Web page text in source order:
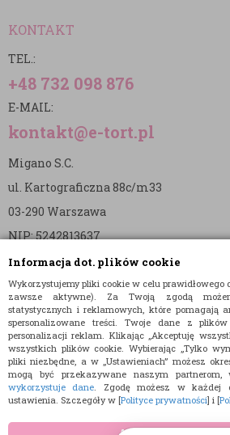
Informacja dot. plików cookie
Wykorzystujemy pliki cookie w celu prawidłowego
zawsze aktywne). Za Twoją zgodą
statystycznych i reklamowych, które pomagają
spersonalizowane treści. Twoje dane z
personalizacji reklam. Klikając „Akceptuję
wszystkich plików cookie. Wybierając „Tylko
pliki niezbędne, a w „Ustawieniach” możesz
mogą być przekazywane naszym
wykorzystuje dane. Zgodę możesz w każdej
ustawienia. Szczegóły w [Polityce prywatności] i [
KONTAKT
TEL.:
+48 732 098 876
E-MAIL:
kontakt@e-tort.pl
Migano S.C.
ul. Kartograficzna 88c/m33
03-290 Warszawa
NIP: 5242813637
REGON: 365874905
Nr konta (mBank):
36 1140 2004 0000 3902 8144 2737